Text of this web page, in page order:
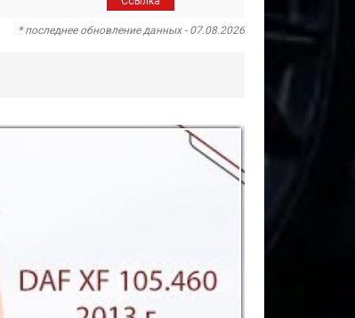
* последнее обновление данных - 07.08.2026